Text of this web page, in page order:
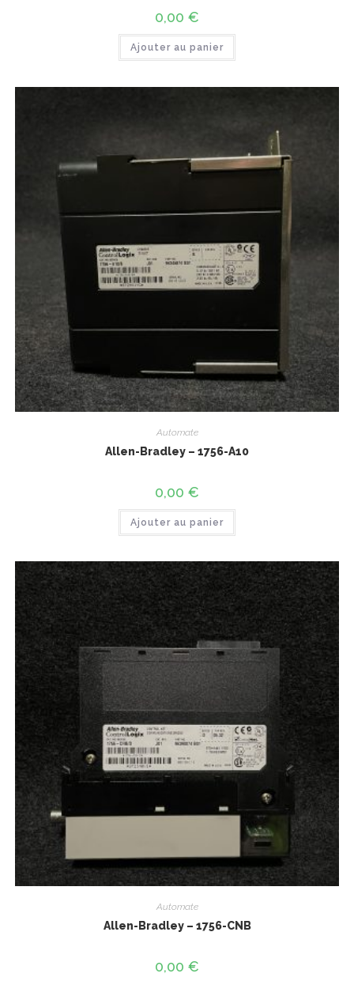
0,00 €
Ajouter au panier
Automate
Allen-Bradley – 1756-A10
0,00 €
Ajouter au panier
Automate
Allen-Bradley – 1756-CNB
0,00 €